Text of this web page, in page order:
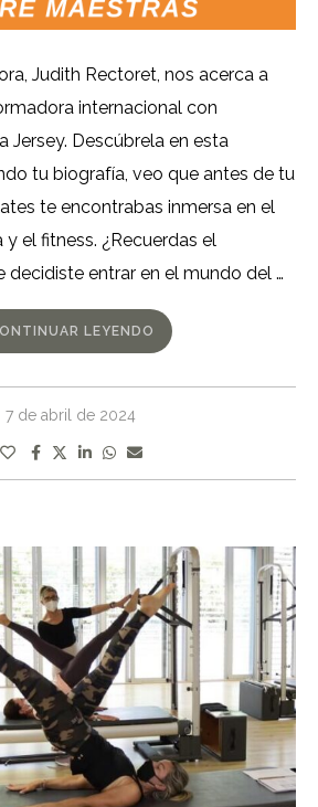
Judith Rectoret, nos acerca a
internacional con
Jersey. Descúbrela en esta
tu biografía, veo que antes de tu
te encontrabas inmersa en el
el fitness. ¿Recuerdas el
entrar en el mundo del …
LEYENDO
7 de abril de 2024